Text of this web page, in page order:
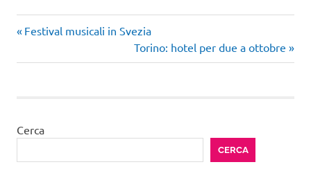
Navigazione
articoli
Articolo
Festival musicali in Svezia
Articolo
successivo:
Torino: hotel per due a ottobre
Cerca
CERCA